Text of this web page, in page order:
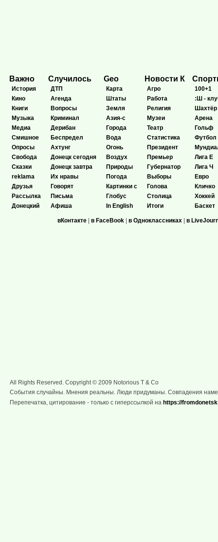
Важно
История
Кино
Книги
Музыка
Медиа
Смишное
Опросы
Свобода
Сказки
reklama
Друзья
Рассылка
Донецкий
Случилось
ДТП
Агенда
Вопросы
Криминал
Дерибан
Беспредел
Ахтунг
Донецк сегодня
Донецк завтра
Их нравы
Говорят
Письма
Афиша
Geo
Карта
Штаты
Земля
Азия-с
Города
Вода
Огонь
Воздух
Природы
Погода
Картинки с
Глобус
In English
Новости К
Агро
Работа
Религия
Музеи
Театр
Статистика
Президент
Премьер
Губернатор
Выборы
Голова
Столица
Итоги
100+1
:Ш -
Шахтёр
Арена
Гольф
Футбол
Лига Е
Лига Ч
Евро
Кличко
Хоккей
Баскет
вКонтакте | в FaceBook | в Одноклассниках | в
All Rights Reserved. Copyright © 2009 Notorious T & Co
События случайны. Мнения реальны. Люди придуманы. Совпадения
Перепечатка, цитирование - только с гиперссылкой на https://